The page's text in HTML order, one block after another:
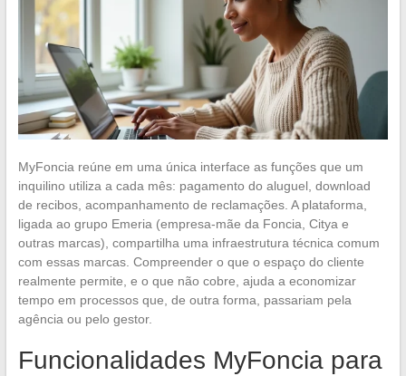
MyFoncia reúne em uma única interface as funções que um
inquilino utiliza a cada mês: pagamento do aluguel, download
de recibos, acompanhamento de reclamações. A plataforma,
ligada ao grupo Emeria (empresa-mãe da Foncia, Citya e
outras marcas), compartilha uma infraestrutura técnica comum
com essas marcas. Compreender o que o espaço do cliente
realmente permite, e o que não cobre, ajuda a economizar
tempo em processos que, de outra forma, passariam pela
agência ou pelo gestor.
Funcionalidades MyFoncia para